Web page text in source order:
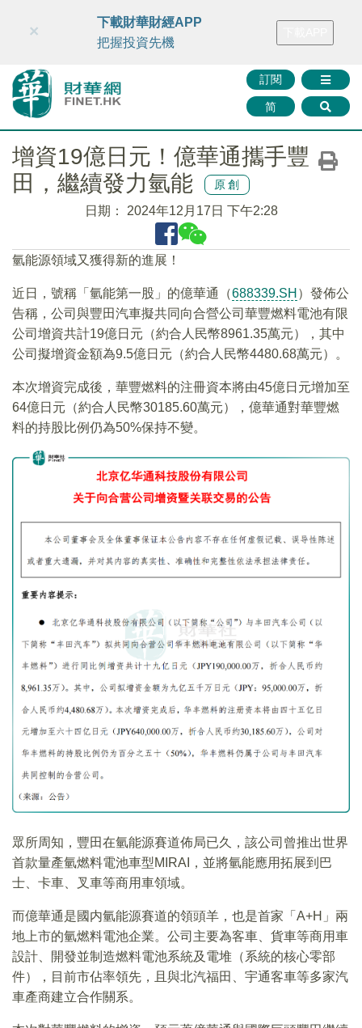
財華智庫網 FINTV FINMETA 財華證券 媒體矩陣
訂閱
简
×
下載財華財經APP
把握投資先機
增資19億日元！億華通攜手豐
田，繼續發力氫能
原創
日期： 2024年12月17日 下午2:28
氫能源領域又獲得新的進展！
近日，號稱「氫能第一股」的億華通（688339.SH ）發佈公
告稱，公司與豐田汽車擬共同向合營公司華豐燃料電池有限
公司增資共計19億日元（約合人民幣8961.35萬元），其中
公司擬增資金額為9.5億日元（約合人民幣4480.68萬元）。
本次增資完成後，華豐燃料的注冊資本將由45億日元增加至
64億日元（約合人民幣30185.60萬元），億華通對華豐燃
料的持股比例仍為50%保持不變。
眾所周知，豐田在氫能源賽道佈局已久，該公司曾推出世界
首款量產氫燃料電池車型MIRAI，並將氫能應用拓展到巴
士、卡車、叉車等商用車領域。
而億華通是國内氫能源賽道的領頭羊，也是首家「A+H」兩
地上市的氫燃料電池企業。公司主要為客車、貨車等商用車
設計、開發並制造燃料電池系統及電堆（系統的核心零部
件），目前市佔率領先，且與北汽福田、宇通客車等多家汽
車產商建立合作關系。